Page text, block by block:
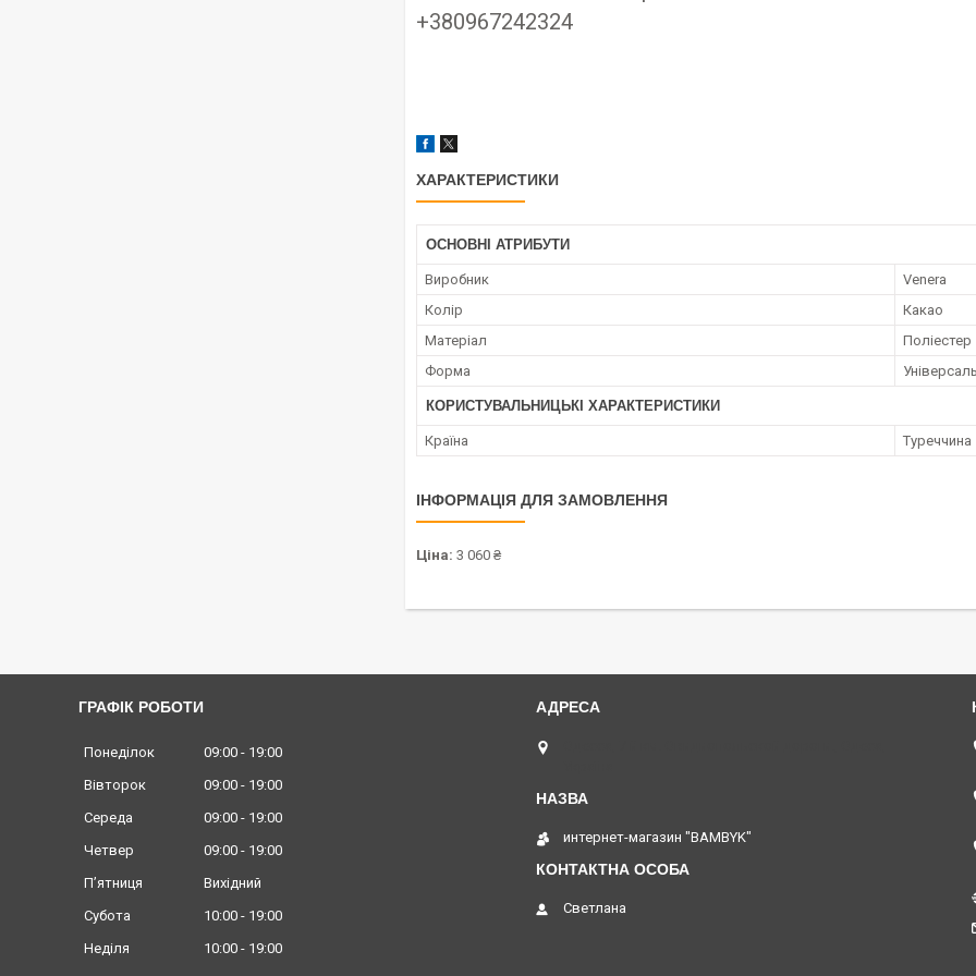
+380967242324
ХАРАКТЕРИСТИКИ
ОСНОВНІ АТРИБУТИ
Виробник
Venera
Колір
Какао
Матеріал
Поліестер
Форма
КОРИСТУВАЛЬНИЦЬКІ ХАРАКТЕРИСТИКИ
Країна Туреччина
ІНФОРМАЦІЯ ДЛЯ ЗАМОВЛЕННЯ
Ціна: 3 060 ₴
ГРАФІК РОБОТИ
Понеділок 09:00
19:00
Вівторок
09:00
19:00
Середа
09:00
19:00
Четвер
09:00
19:00
Пʼятниця
Вихідний
Субота
10:00
19:00
Неділя
10:00 19:00
интернет-магазин "BAMBYK"
Светлана